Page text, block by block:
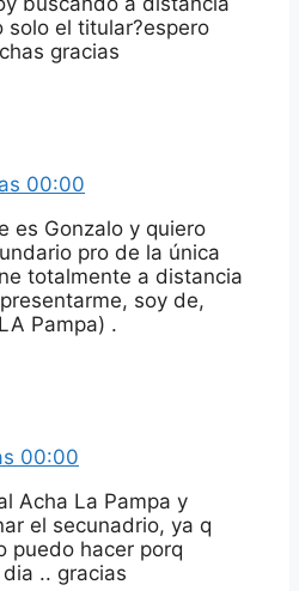
solo el titular?espero
gracias
00:00
es Gonzalo y quiero
pro de la única
totalmente a distancia
soy de,
Pampa) .
00:00
Acha La Pampa y
el secunadrio, ya q
puedo hacer porq
.. gracias